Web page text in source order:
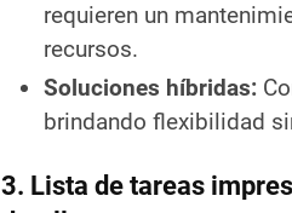
requieren un
recursos.
Soluciones híbridas:
brindando flexibilidad
3. Lista de tareas